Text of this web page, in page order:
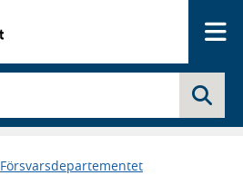
Försvarsdepartementet